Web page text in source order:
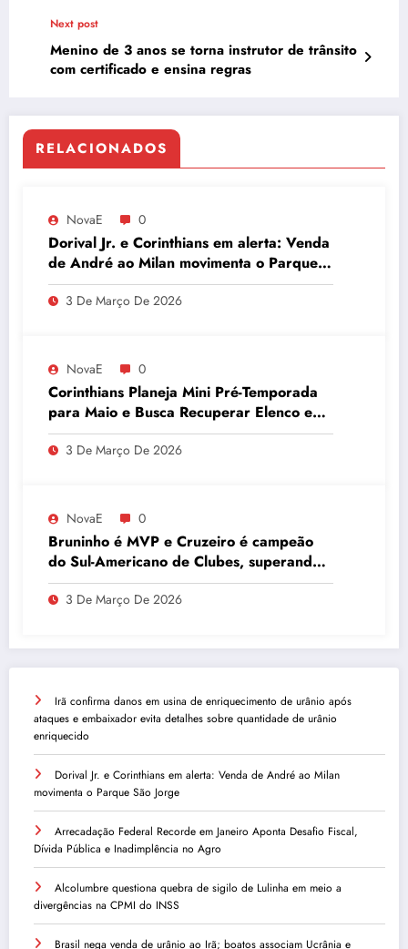
Next post
Menino de 3 anos se torna instrutor de trânsito
com certificado e ensina regras
RELACIONADOS
NovaE 0
Dorival Jr. e Corinthians em alerta: Venda
de André ao Milan movimenta o Parque
São Jorge
3 De Março De 2026
NovaE 0
Corinthians Planeja Mini Pré-Temporada
para Maio e Busca Recuperar Elenco e
Desempenho
3 De Março De 2026
NovaE 0
Bruninho é MVP e Cruzeiro é campeão
do Sul-Americano de Clubes, superando
Campinas
3 De Março De 2026
Irã confirma danos em usina de enriquecimento de urânio após
ataques e embaixador evita detalhes sobre quantidade de urânio
enriquecido
Dorival Jr. e Corinthians em alerta: Venda de André ao Milan
movimenta o Parque São Jorge
Arrecadação Federal Recorde em Janeiro Aponta Desafio Fiscal,
Dívida Pública e Inadimplência no Agro
Alcolumbre questiona quebra de sigilo de Lulinha em meio a
divergências na CPMI do INSS
Brasil nega venda de urânio ao Irã; boatos associam Ucrânia e